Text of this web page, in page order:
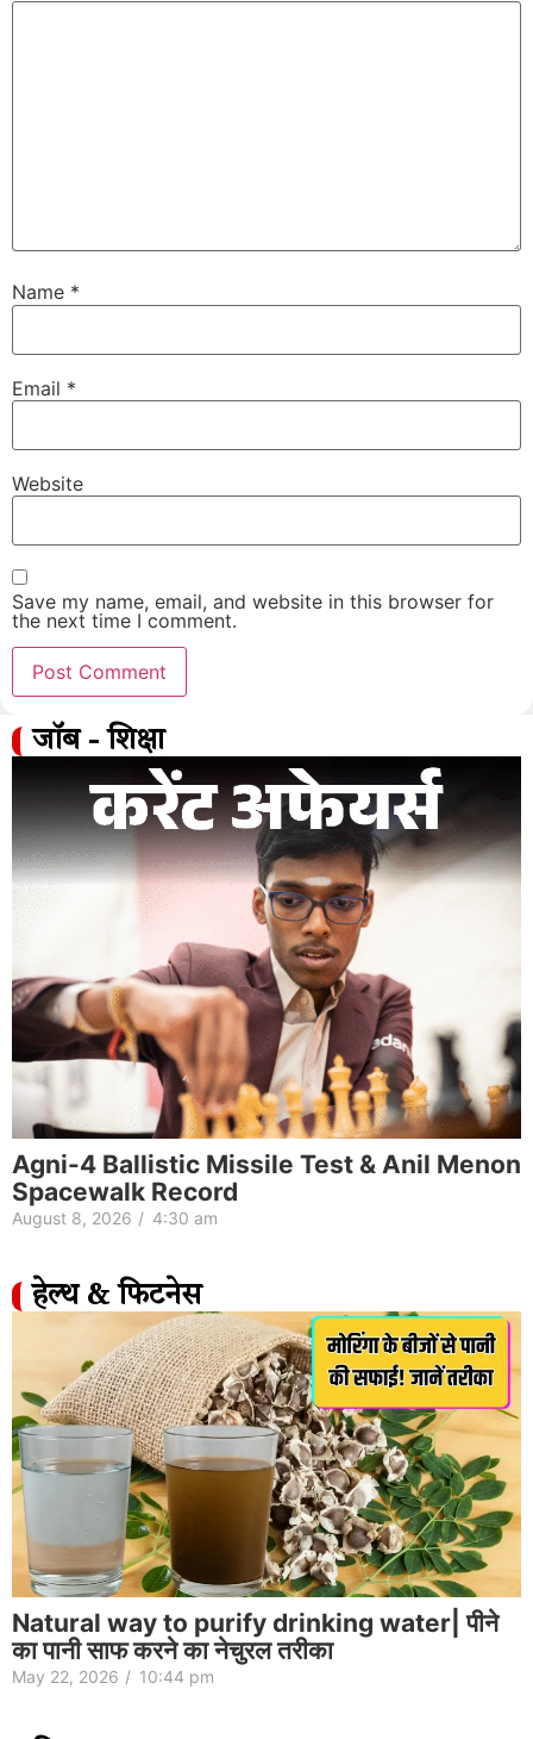
Name *
Email *
Website
Save my name, email, and website in this browser for
the next time I comment.
जॉब - शिक्षा
Agni-4 Ballistic Missile Test & Anil Menon
Spacewalk Record
August 8, 2026 / 4:30 am
हेल्थ & फिटनेस
Natural way to purify drinking water| पीने
का पानी साफ करने का नेचुरल तरीका
May 22, 2026 / 10:44 pm